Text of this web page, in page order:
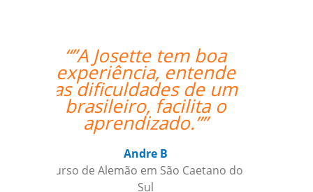
“”Everything went
excellently! The
teacher/student
relationship has
already been
established, and it's a
very positive one for
me.””